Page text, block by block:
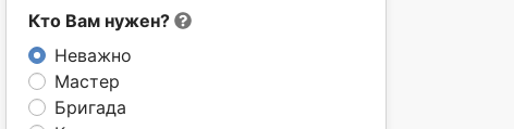
Кто Вам нужен?
Неважно
Мастер
Бригада